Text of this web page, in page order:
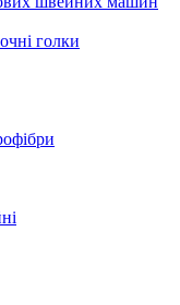
голки